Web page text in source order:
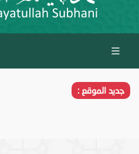
جديد الموقع :